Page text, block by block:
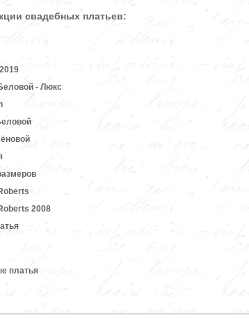
свадебных платьев:
- Люкс
2008
платья